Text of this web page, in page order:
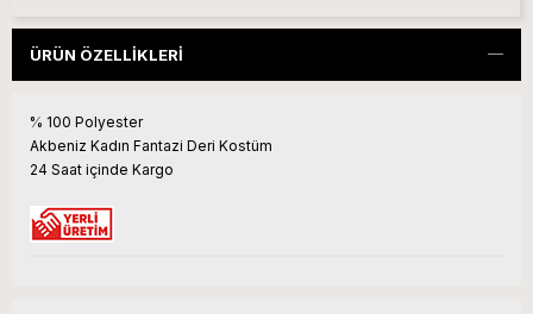
ÜRÜN ÖZELLIKLERI
% 100 Polyester
Akbeniz Kadın Fantazi Deri Kostüm
24 Saat içinde Kargo